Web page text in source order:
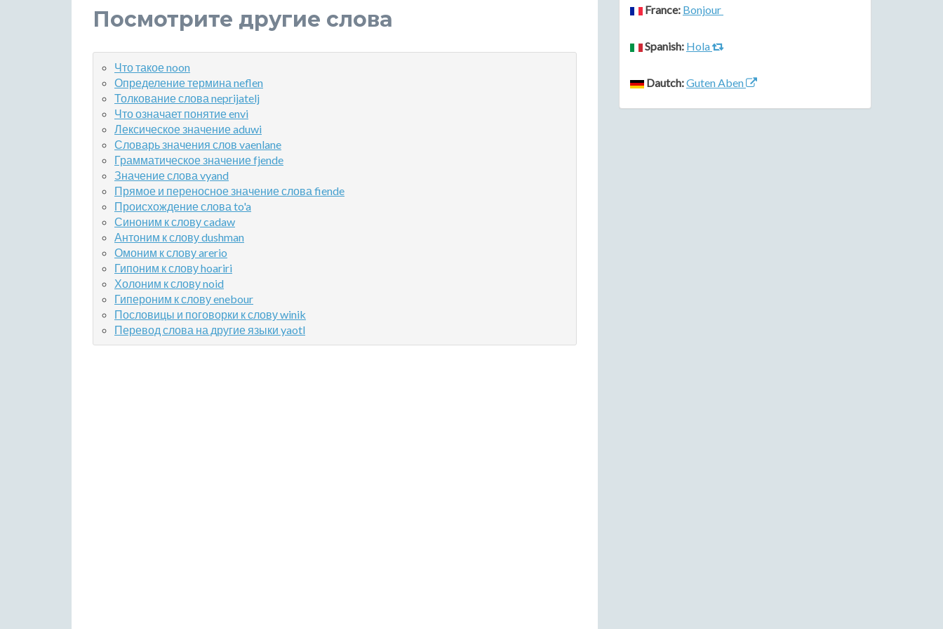
Посмотрите другие слова
Что такое noon
Определение термина neflen
Толкование слова neprijatelj
Что означает понятие envi
Лексическое значение aduwi
Словарь значения слов vaenlane
Грамматическое значение fjende
Значение слова vyand
Прямое и переносное значение слова fiende
Происхождение слова to'a
Синоним к слову cadaw
Антоним к слову dushman
Омоним к слову arerio
Гипоним к слову hoariri
Холоним к слову noid
Гипероним к слову enebour
Пословицы и поговорки к слову winik
Перевод слова на другие языки yaotl
France: Bonjour
Spanish: Hola
Dautch:Guten Aben